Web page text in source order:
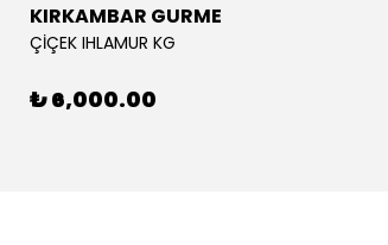
KIRKAMBAR GURME
ÇİÇEK IHLAMUR KG
₺ 6,000.00